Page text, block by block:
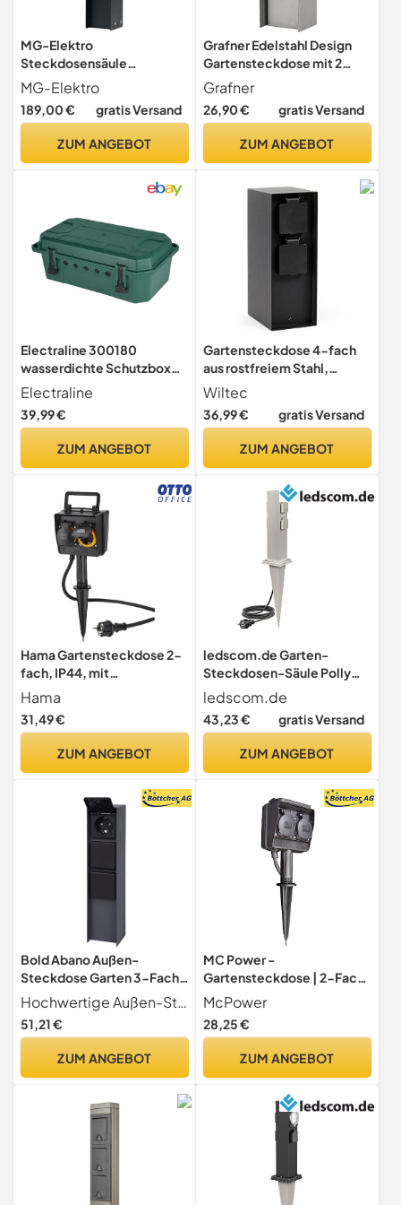
MG-Elektro
Steckdosensäule
(Anthrazit) |
Außensteckdose
wetterfest IP55, Edelstahl,
Premium Qualität
MG-Elektro
189,00 € gratis Versand
ZUM ANGEBOT
Grafner Edelstahl Design
Gartensteckdose mit 2
Steckdosen, IP44, eckig,
KEIN ROST – Klarlack-
Beschichtung, klein und
Mehrfach Metall Außen
Grafner
26,90 € gratis Versand
ZUM ANGEBOT
Electraline 300180
wasserdichte Schutzbox
für Elektroanschlüsse im
Freien wetterfest IP54 mit
5 Kabelausgängen (von 7,5
Abmessung 390x228x138
Electraline
39,99 €
ZUM ANGEBOT
Gartensteckdose 4-fach
aus rostfreiem Stahl,
eckige Steckdosensäule
mit IP44 für Außenbereiche
Wiltec
36,99 € gratis Versand
ZUM ANGEBOT
Hama Gartensteckdose 2-
fach, IP44, mit
Zeitschaltuhr und Erdspieß
Hama
31,49 €
ZUM ANGEBOT
ledscom.de Garten-
Steckdosen-Säule Polly
mit Erdspieß und 2m Kabel
für außen, IP44, 4-Fach,
Edelstahl, eckig, 40cm
ledscom.de
43,23 € gratis Versand
ZUM ANGEBOT
Bold Abano Außen-
Steckdose Garten 3-Fach
Steckdosensäule AnthrazitHochwertige Außen-Steckdose hergestellt aus rostfreiem, hochwertigem Aluminium mit einer Belastbarkeit von bis zu 3680 Watt und 3 Schuko Anschlüssen
51,21 €
ZUM ANGEBOT
MC Power -
Gartensteckdose | 2-Fach
Außensteckdose mit
Zeitschaltuhr, IP44, 3m
Kabel mit Erdspieß,
Deckel für Draußen,
McPower
28,25 €
ZUM ANGEBOT